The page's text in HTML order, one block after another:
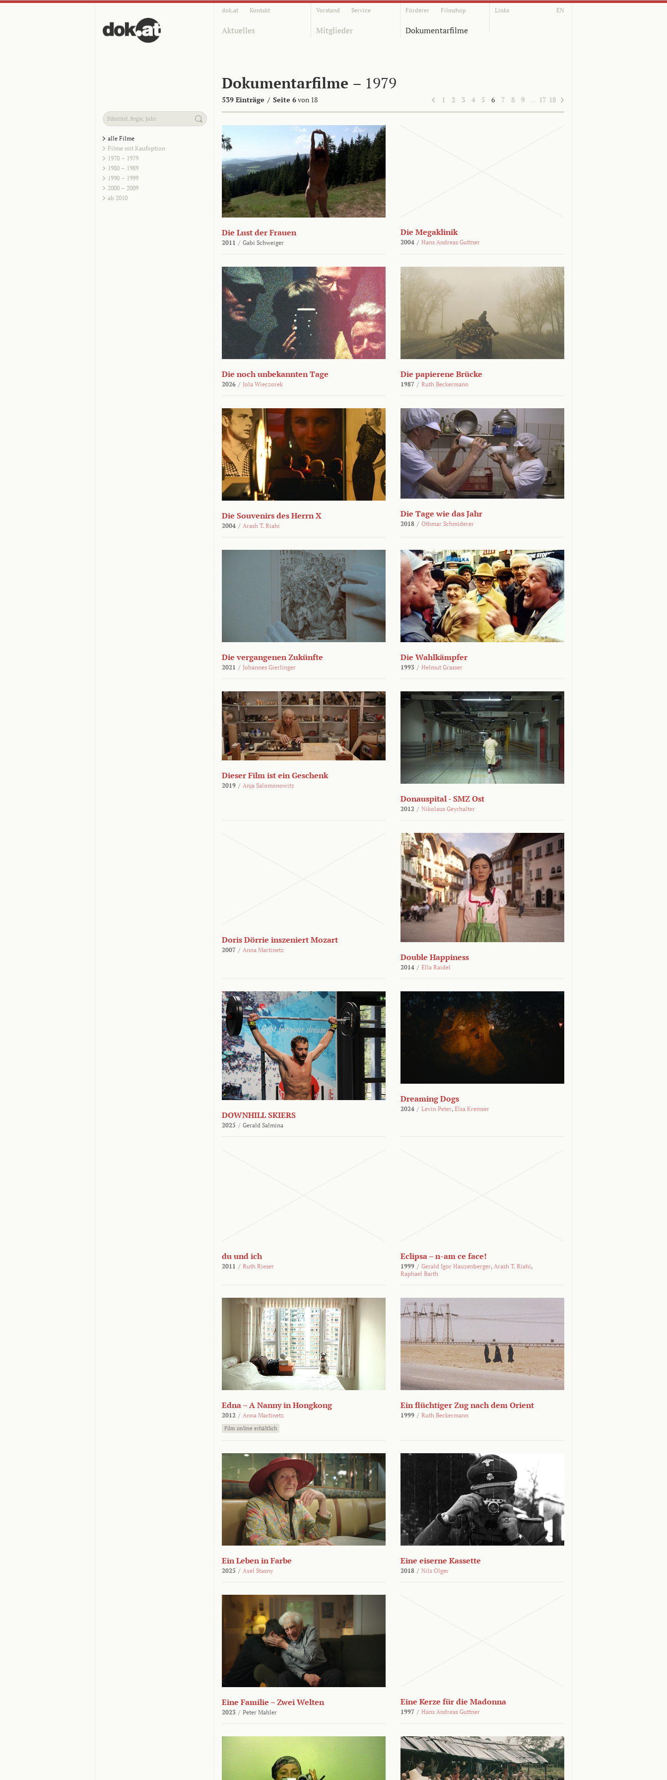
dok.at Kontakt Vorstand Service Förderer Filmshop Links EN
Aktuelles Mitglieder Dokumentarfilme
Dokumentarfilme – 1979
539 Einträge / Seite 6von 18 1 2 3 4 5 6 7 8 9 … 17 18
alle Filme
Filme mit Kaufoption
1970 – 1979
1980 – 1989
1990 – 1999
2000 – 2009
ab 2010
Die Lust der Frauen
2011 / Gabi Schweiger
Die Megaklinik
2004 / Hans Andreas Guttner
Die noch unbekannten Tage
2026 / Jola Wieczorek
Die papierene Brücke
1987 / Ruth Beckermann
Die Souvenirs des Herrn X
2004 / Arash T. Riahi
Die Tage wie das Jahr
2018 / Othmar Schmiderer
Die vergangenen Zukünfte
2021 / Johannes Gierlinger
Die Wahlkämpfer
1993 / Helmut Grasser
Dieser Film ist ein Geschenk
2019 / Anja Salomonowitz
Donauspital - SMZ Ost
2012 / Nikolaus Geyrhalter
Doris Dörrie inszeniert Mozart
2007 / Anna Martinetz
Double Happiness
2014 / Ella Raidel
DOWNHILL SKIERS
2025 / Gerald Salmina
Dreaming Dogs
2024 / Levin Peter, Elsa Kremser
du und ich
2011 / Ruth Rieser
Eclipsa – n-am ce face!
1999 / Gerald Igor Hauzenberger, Arash T. Riahi,
Raphael Barth
Edna – A Nanny in Hongkong
2012 / Anna Martinetz
Film online erhältlich
Ein flüchtiger Zug nach dem Orient
1999 / Ruth Beckermann
Ein Leben in Farbe
2025 / Axel Stasny
Eine eiserne Kassette
2018 / Nils Olger
Eine Familie – Zwei Welten
2023 / Peter Mahler
Eine Kerze für die Madonna
1997 / Hans Andreas Guttner